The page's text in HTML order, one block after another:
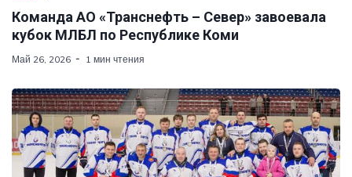
Команда АО «Транснефть – Север» завоевала
кубок МЛБЛ по Республике Коми
Май 26, 2026 1 мин чтения